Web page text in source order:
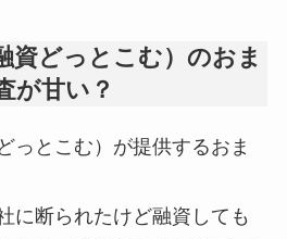
資どっとこむ）のおま
が甘い？
っとこむ）が提供するおま
に断られたけど融資しても